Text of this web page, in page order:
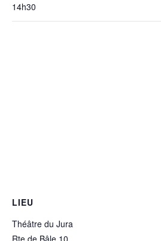
14h30
LIEU
Théâtre du Jura